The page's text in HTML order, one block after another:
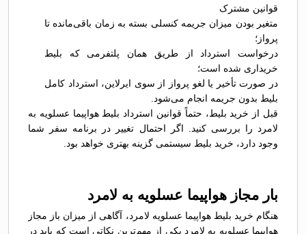
قوانین مشترک
متغیر بودن میزان جریمه کنسلی بسته به زمان باقی‌مانده تا
پرواز؛
درخواست استرداد از طریق همان پلتفرمی که بلیط
خریداری شده است؛
در صورت تأخیر یا لغو پرواز از سوی ایرلاین، استرداد کامل
بلیط بدون جریمه انجام می‌شود.
قبل از خرید بلیط، حتماً قوانین استرداد بلیط هواپیما عسلویه به
لامرد را بررسی کنید. اگر احتمال تغییر در برنامه سفر شما
وجود دارد، خرید بلیط سیستمی گزینه بهتری خواهد بود.
بار مجاز هواپیما عسلویه به لامرد
هنگام خرید بلیط هواپیما عسلویه لامرد، آگاهی از میزان باز مجاز
هواپیما عسلویه به لامرد یکی از مهم‌ترین نکاتی است که باید در